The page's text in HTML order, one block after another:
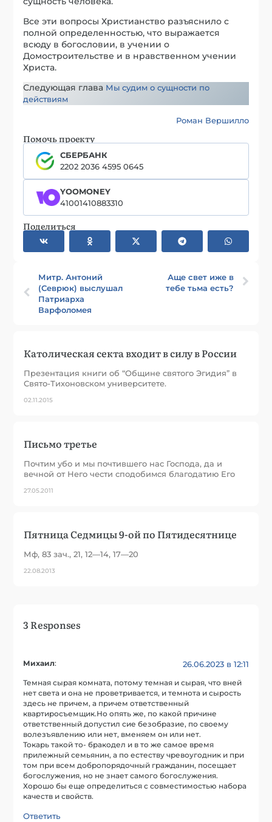
Все эти вопросы Христианство разъяснило с
полной определенностью, что выражается
всюду в богословии, в учении о
Домостроительстве и в нравственном учении
Христа.
Следующая глава Мы судим о сущности по
действиям
Роман Вершилло
Помочь проекту
СБЕРБАНК
2202 2036 4595 0645
YOOMONEY
41001410883310
Поделиться
Митр. Антоний
(Севрюк) выслушал
Патриарха
Варфоломея
Аще свет иже в
тебе тьма есть?
Католическая секта входит в силу в России
Презентация книги об “Общине святого Эгидия” в
Свято-Тихоновском университете.
02.11.2015
Письмо третье
Почтим убо и мы почтившего нас Господа, да и
вечной от Него чести сподобимся благодатию Его
27.05.2011
Пятница Седмицы 9-ой по Пятидесятнице
Мф, 83 зач., 21, 12—14, 17—20
22.08.2013
3 Responses
Михаил: 26.06.2023 в 12:11
Темная сырая комната, потому темная и сырая, что вней
нет света и она не проветривается, и темнота и сырость
здесь не причем, а причем ответственный
квартиросъемщик.Но опять же, по какой причине
ответственный допустил сие безобразие, по своему
волезъявлению или нет, вменяем он или нет.
Токарь такой то- бракодел и в то же самое время
прилежный семьянин, а по естеству чревоугодник и при
том при всем добропорядочный гражданин, посещает
богослужения, но не знает самого богослужения.
Хорошо бы еще определиться с совместимостью набора
качеств и свойств.
Ответить